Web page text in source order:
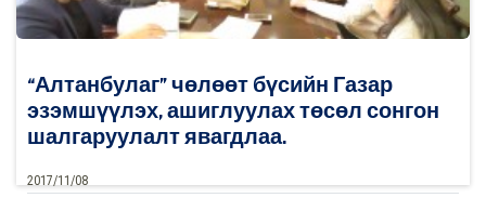
“Алтанбулаг” чөлөөт бүсийн Газар
эзэмшүүлэх, ашиглуулах төсөл сонгон
шалгаруулалт явагдлаа.
2017/11/08